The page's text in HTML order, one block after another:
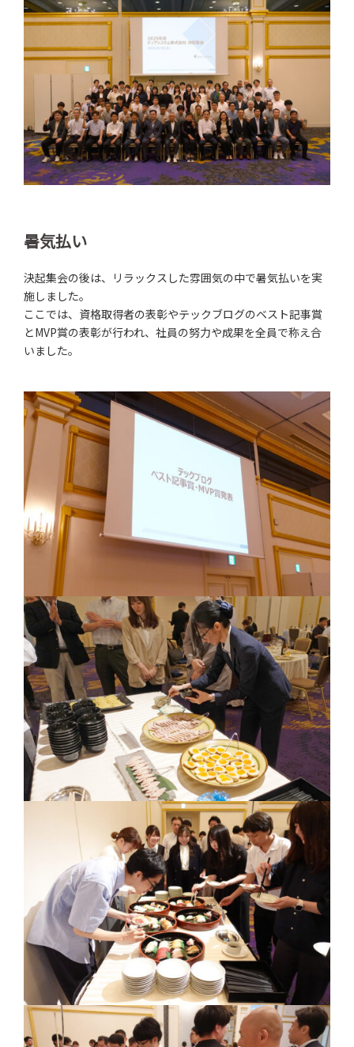
暑気払い
決起集会の後は、リラックスした雰囲気の中で暑気払いを実
施しました。
ここでは、資格取得者の表彰やテックブログのベスト記事賞
とMVP賞の表彰が行われ、社員の努力や成果を全員で称え合
いました。